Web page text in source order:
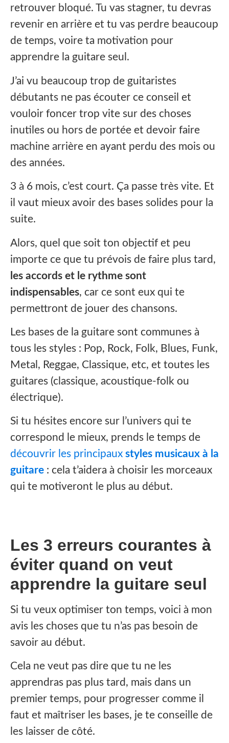
retrouver bloqué. Tu vas stagner, tu devras
revenir en arrière et tu vas perdre beaucoup
de temps, voire ta motivation pour
apprendre la guitare seul.
J’ai vu beaucoup trop de guitaristes
débutants ne pas écouter ce conseil et
vouloir foncer trop vite sur des choses
inutiles ou hors de portée et devoir faire
machine arrière en ayant perdu des mois ou
des années.
3 à 6 mois, c’est court. Ça passe très vite. Et
il vaut mieux avoir des bases solides pour la
suite.
Alors, quel que soit ton objectif et peu
importe ce que tu prévois de faire plus tard,
les accords et le rythme sont
indispensables, car ce sont eux qui te
permettront de jouer des chansons.
Les bases de la guitare sont communes à
tous les styles : Pop, Rock, Folk, Blues, Funk,
Metal, Reggae, Classique, etc, et toutes les
guitares (classique, acoustique-folk ou
électrique).
Si tu hésites encore sur l’univers qui te
correspond le mieux, prends le temps de
découvrir les principaux styles musicaux à la
guitare : cela t’aidera à choisir les morceaux
qui te motiveront le plus au début.
Les 3 erreurs courantes à
éviter quand on veut
apprendre la guitare seul
‍Si tu veux optimiser ton temps, voici à mon
avis les choses que tu n’as pas besoin de
savoir au début.
Cela ne veut pas dire que tu ne les
apprendras pas plus tard, mais dans un
premier temps, pour progresser comme il
faut et maîtriser les bases, je te conseille de
les laisser de côté.